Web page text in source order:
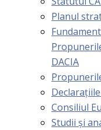
Planul
DACIA
Consiliul
Studii și